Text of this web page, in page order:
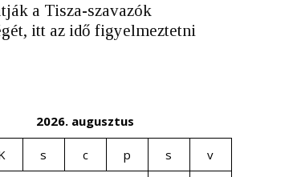
a Tisza-szavazók
itt az idő figyelmeztetni
2026. augusztus
s c p s
v